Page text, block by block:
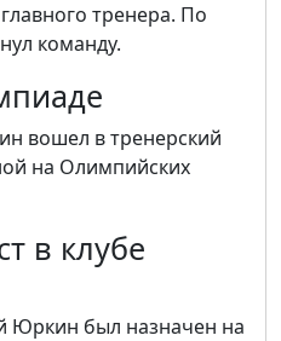
тренера. По
команду.
вошел в тренерский
на Олимпийских
в клубе
Юркин был назначен на